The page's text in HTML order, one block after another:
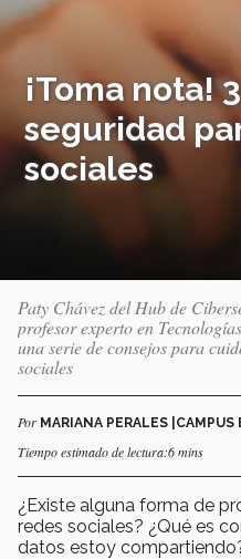
¡Toma nota!
seguridad
sociales
Paty Chávez del Hub de
profesor experto en
una serie de consejos para
sociales
Por MARIANA PERALES |CAMPUS
Tiempo estimado de lectura:6 mins
¿Existe alguna forma de
redes sociales? ¿Qué es
datos estoy